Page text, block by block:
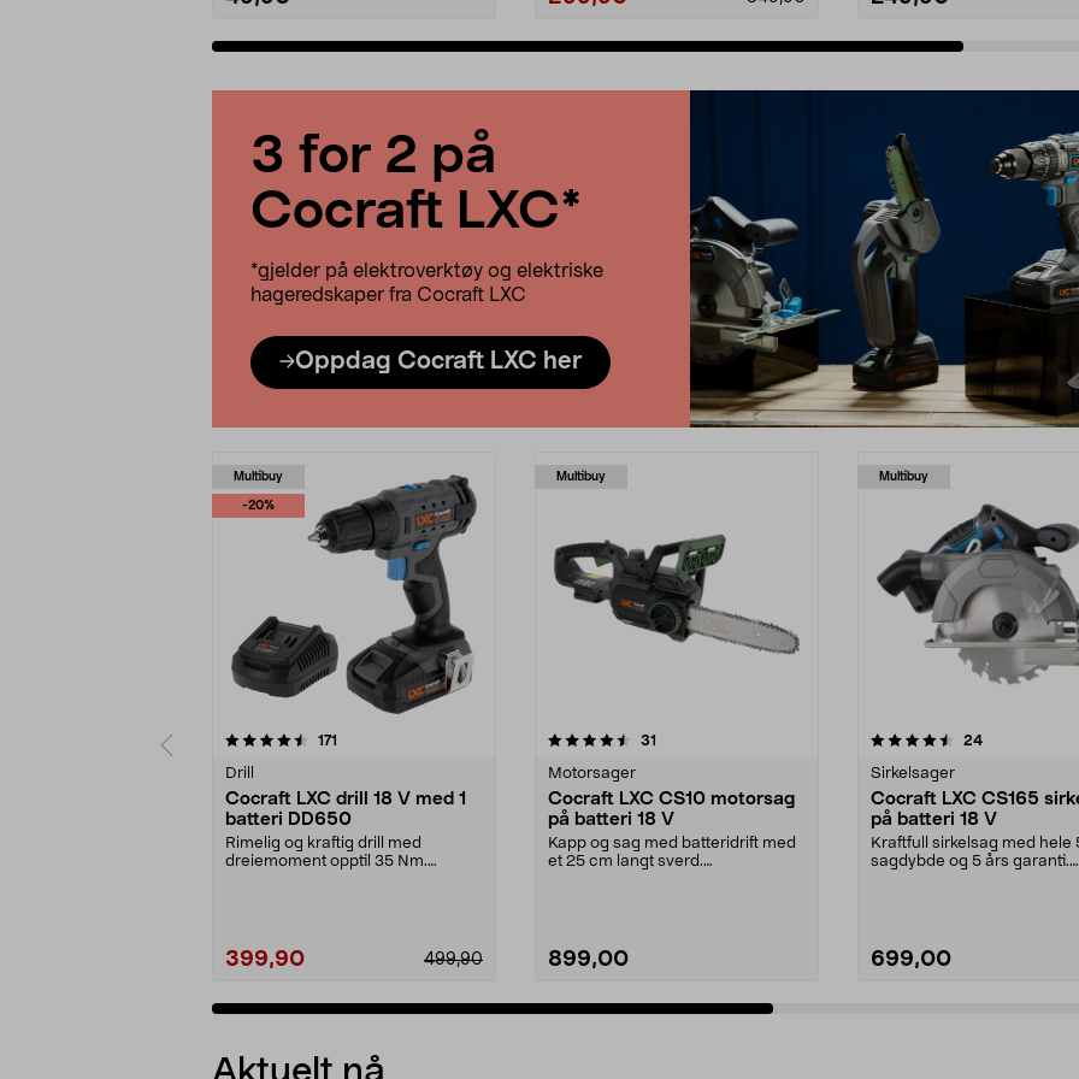
3 for 2 på
Cocraft LXC*
*gjelder på elektroverktøy og elektriske
hageredskaper fra Cocraft LXC
Oppdag Cocraft LXC her
Multibuy
-20%
171
Drill
Cocraft LXC drill 18 V med 1
batteri DD650
Rimelig og kraftig drill med
dreiemoment opptil 35 Nm.
499,90
399,90
Multibuy
4.5av 5 stjerner 31
Motorsager
Cocraft LXC CS10 motorsag
på batteri 18 V
Kapp og sag med batteridrift med
et 25 cm langt sverd.
899,00
Multibuy
4.5av 5 stjerner 24anmeldelser
Sirkelsager
Cocraft LXC CS165
på batteri 18 V
Kraftfull sirkelsag med hele
sagdybde og 5 års garanti.
699,00
4.0av 5 stjerner